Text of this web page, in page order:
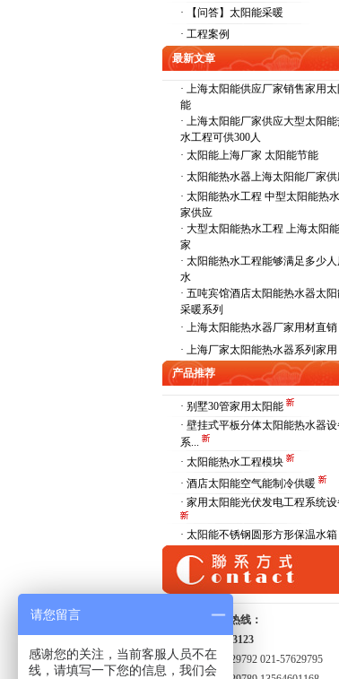
· 【问答】太阳能采暖
· 工程案例
最新文章
· 上海太阳能供应厂家销售家用太
能
· 上海太阳能厂家供应大型太阳能
水工程可供300人
· 太阳能上海厂家 太阳能节能
· 太阳能热水器上海太阳能厂家供
· 太阳能热水工程 中型太阳能热
家供应
· 大型太阳能热水工程 上海太阳
家
· 太阳能热水工程能够满足多少人
水
· 五吨宾馆酒店太阳能热水器太阳
采暖系列
· 上海太阳能热水器厂家用材直销
· 上海厂家太阳能热水器系列家用
产品推荐
· 别墅30管家用太阳能
· 壁挂式平板分体太阳能热水器设
系...
· 太阳能热水工程模块
· 酒店太阳能空气能制冷供暖
· 家用太阳能光伏发电工程系统设
· 太阳能不锈钢圆形方形保温水箱
全国服务热线：
15821413123
021-57629792 021-57629795
请您留言
感谢您的关注，当前客服人员不在
线，请填写一下您的信息，我们会